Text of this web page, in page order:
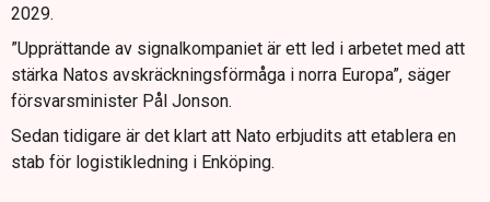
2029.
”Upprättande av signalkompaniet är ett led i arbetet med att
stärka Natos avskräckningsförmåga i norra Europa”, säger
försvarsminister Pål Jonson.
Sedan tidigare är det klart att Nato erbjudits att etablera en
stab för logistikledning i Enköping.